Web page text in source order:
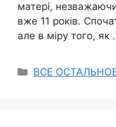
матері,
вже 11 років.
але в міру того, як
Categories
ВСЕ